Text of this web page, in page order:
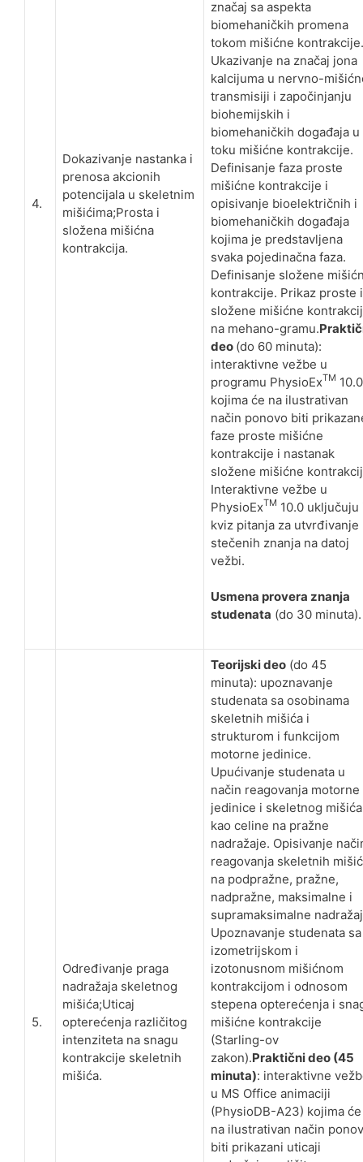
4.
Dokazivanje nastanka i
prenosa akcionih
potencijala u skeletnim
mišićima;Prosta i
složena mišićna
kontrakcija.
značaj sa aspekta
biomehaničkih promena
tokom mišićne kontrakcije.
Ukazivanje na značaj jona
kalcijuma u nervno-
transmisiji i započinjanju
biohemijskih i
biomehaničkih događaja u
toku mišićne kontrakcije.
Definisanje faza proste
mišićne kontrakcije i
opisivanje bioelektričnih i
biomehaničkih događaja
kojima je predstavljena
svaka pojedinačna faza.
Definisanje složene
kontrakcije. Prikaz proste i
složene mišićne
na mehano-gramu.
deo (do 60 minuta):
interaktivne vežbe u
programu PhysioExTM
kojima će na ilustrativan
način ponovo biti
faze proste mišićne
kontrakcije i nastanak
složene mišićne
Interaktivne vežbe u
PhysioExTM 10.0 uključuju
kviz pitanja za utvrđivanje
stečenih znanja na datoj
vežbi.
Usmena provera znanja
studenata (do 30 minuta).
5.
Određivanje praga
nadražaja skeletnog
mišića;Uticaj
opterećenja različitog
intenziteta na snagu
kontrakcije skeletnih
mišića.
Teorijski deo (do 45
minuta): upoznavanje
studenata sa osobinama
skeletnih mišića i
strukturom i funkcijom
motorne jedinice.
Upućivanje studenata u
način reagovanja motorne
jedinice i skeletnog mišića
kao celine na pražne
nadražaje. Opisivanje
reagovanja skeletnih
na podpražne, pražne,
nadpražne, maksimalne i
supramaksimalne
Upoznavanje studenata sa
izometrijskom i
izotonusnom mišićnom
kontrakcijom i odnosom
stepena opterećenja i
mišićne kontrakcije
(Starling-ov
zakon).Praktični deo (45
minuta): interaktivne
u MS Office animaciji
(PhysioDB-A23) kojima će
na ilustrativan način
biti prikazani uticaji